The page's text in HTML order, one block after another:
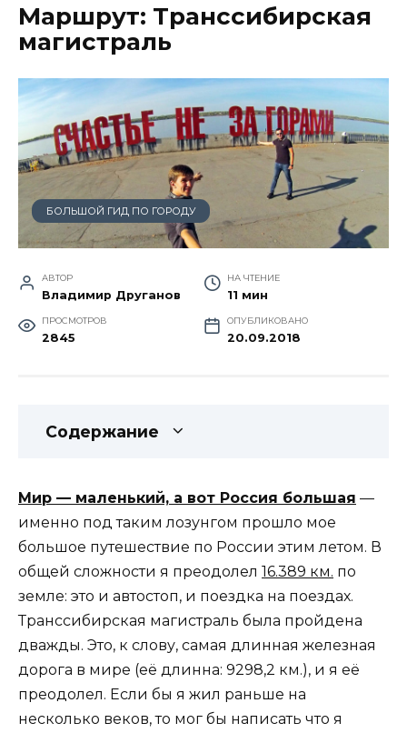
Маршрут: Транссибирская
магистраль
БОЛЬШОЙ ГИД ПО ГОРОДУ
АВТОР
Владимир Друганов
НА ЧТЕНИЕ
11 мин
ПРОСМОТРОВ
2845
ОПУБЛИКОВАНО
20.09.2018
Содержание
Мир — маленький, а вот Россия большая —
именно под таким лозунгом прошло мое
большое путешествие по России этим летом. В
общей сложности я преодолел 16.389 км. по
земле: это и автостоп, и поездка на поездах.
Транссибирская магистраль была пройдена
дважды. Это, к слову, самая длинная железная
дорога в мире (её длинна: 9298,2 км.), и я её
преодолел. Если бы я жил раньше на
несколько веков, то мог бы написать что я